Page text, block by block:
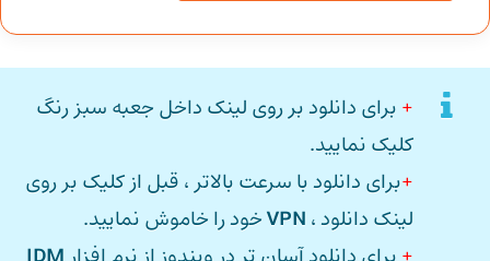
+ برای دانلود بر روی لینک داخل جعبه سبز رنگ
کلیک نمایید.
+برای دانلود با سرعت بالاتر ، قبل از کلیک بر روی
لینک دانلود ، VPNخود را خاموش نمایید.